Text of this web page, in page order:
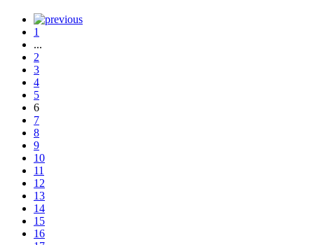
1
...
2
3
4
5
6
7
8
9
10
11
12
13
14
15
16